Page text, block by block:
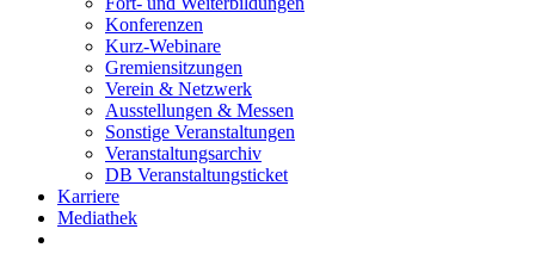
Konferenzen
Kurz-Webinare
Gremiensitzungen
Verein & Netzwerk
Ausstellungen & Messen
Sonstige Veranstaltungen
Veranstaltungsarchiv
DB Veranstaltungsticket
Karriere
Mediathek